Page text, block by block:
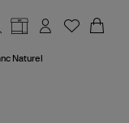
Naturel